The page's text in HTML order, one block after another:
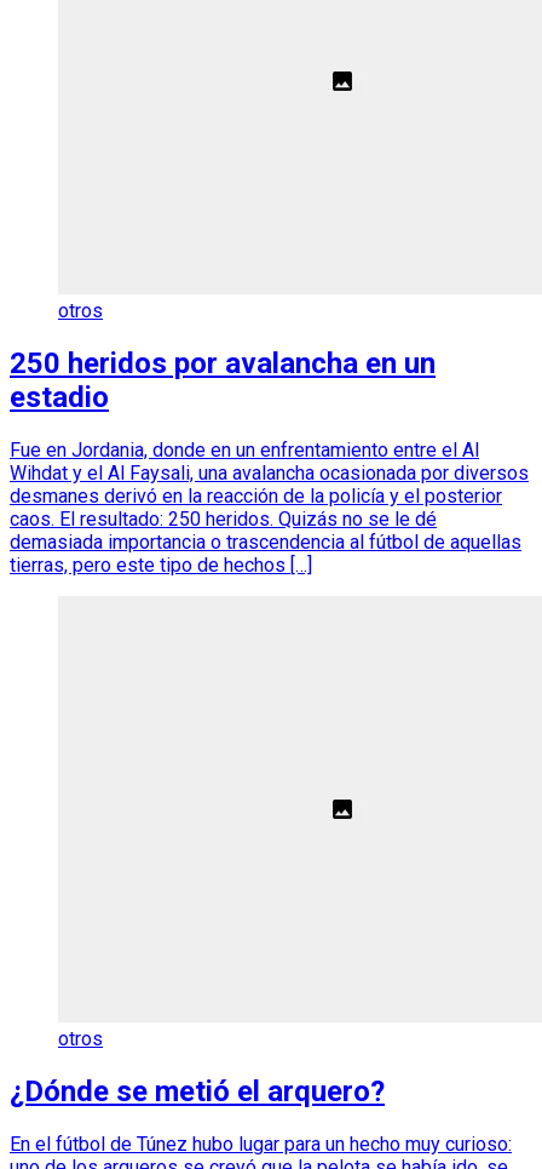
otros
250 heridos por avalancha en un
estadio
Fue en Jordania, donde en un enfrentamiento entre el Al
Wihdat y el Al Faysali, una avalancha ocasionada por diversos
desmanes derivó en la reacción de la policía y el posterior
caos. El resultado: 250 heridos. Quizás no se le dé
demasiada importancia o trascendencia al fútbol de aquellas
tierras, pero este tipo de hechos […]
otros
¿Dónde se metió el arquero?
En el fútbol de Túnez hubo lugar para un hecho muy curioso: